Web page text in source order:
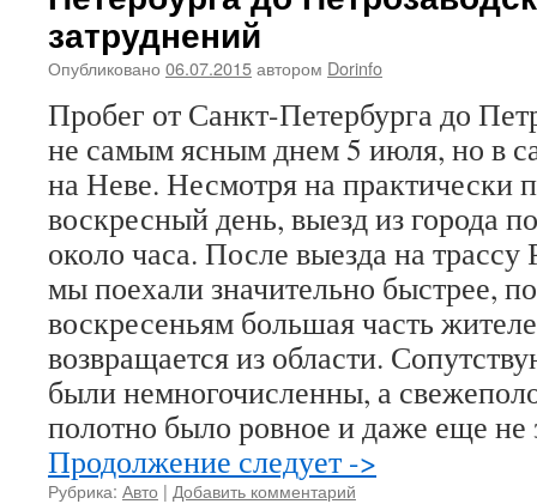
затруднений
Опубликовано 06.07.2015автором Dorinfo
Пробег от Санкт-Петербурга до
не самым ясным днем 5 июля, но в
на Неве. Несмотря на практически
воскресный день, выезд из города
около часа. После выезда на
мы поехали значительно быстрее,
воскресеньям большая часть
возвращается из области.
были немногочисленны, а
полотно было ровное и даже еще не
Продолжение следует ->
Рубрика: Авто | Добавить комментарий